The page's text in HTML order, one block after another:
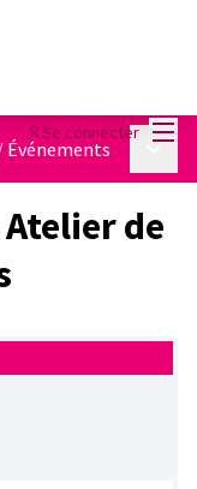
Se connecter
Événements
de